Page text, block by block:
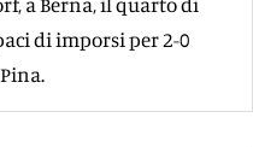
di imporsi per 2-0